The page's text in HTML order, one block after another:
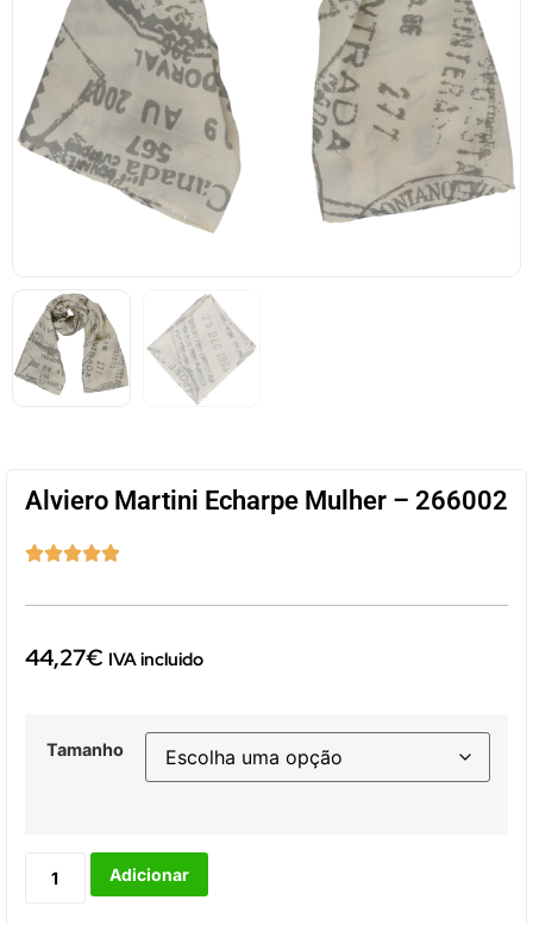
Alviero Martini Echarpe Mulher – 266002

44,27€ IVA incluido
Tamanho
Adicionar